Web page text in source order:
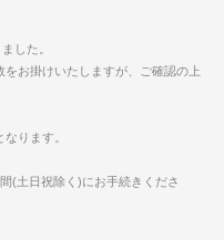
した。
お掛けいたしますが、ご確認の上
ります。
(土日祝除く)にお手続きくださ